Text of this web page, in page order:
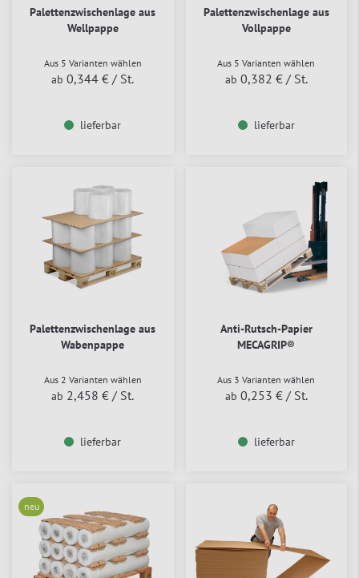
Palettenzwischenlage aus
Wellpappe
Aus 5 Varianten wählen
ab 0,344 € / St.
lieferbar
Palettenzwischenlage aus
Vollpappe
Aus 5 Varianten wählen
ab 0,382 € / St.
lieferbar
Palettenzwischenlage aus
Wabenpappe
Aus 2 Varianten wählen
ab 2,458 € / St.
lieferbar
Anti-Rutsch-Papier
MECAGRIP®
Aus 3 Varianten wählen
ab 0,253 € / St.
lieferbar
neu